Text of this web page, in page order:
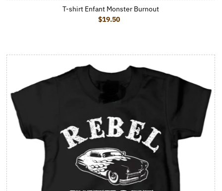
T-shirt Enfant Monster Burnout
Prix ordinaire
$19.50